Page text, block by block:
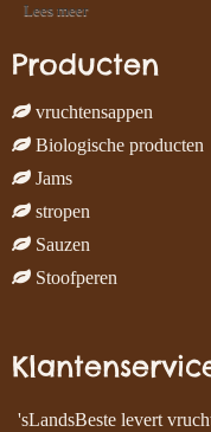
Lees meer
Producten
vruchtensappen
Biologische producten
Jams
stropen
Sauzen
Stoofperen
'sLandsBeste levert